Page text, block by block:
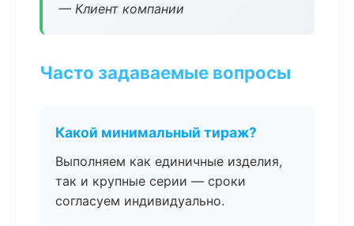
— Клиент компании
Часто задаваемые вопросы
Какой минимальный тираж?
Выполняем как единичные изделия,
так и крупные серии — сроки
согласуем индивидуально.